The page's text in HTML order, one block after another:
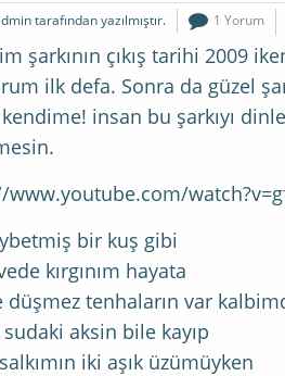
tarafından yazılmıştır. 1 Yorum
şarkının çıkış tarihi 2009
ilk defa. Sonra da güzel
insan bu şarkıyı
bir kuş gibi
kırgınım hayata
düşmez tenhaların var
aksin bile kayıp
iki aşık üzümüyken